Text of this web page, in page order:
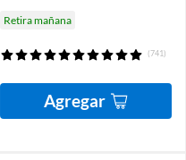
Retira mañana
(741)
Agregar